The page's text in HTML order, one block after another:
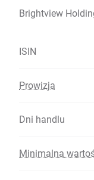
Brightview
ISIN
Prowizja
Dni handlu
Minimalna